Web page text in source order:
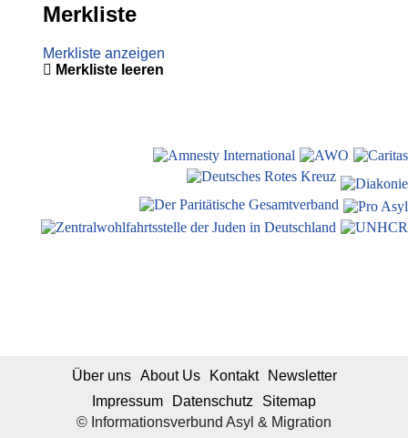
Merkliste
Merkliste anzeigen
Merkliste leeren
© Informationsverbund Asyl & Migration
Über uns About Us Kontakt
Newsletter
Impressum
Datenschutz Sitemap